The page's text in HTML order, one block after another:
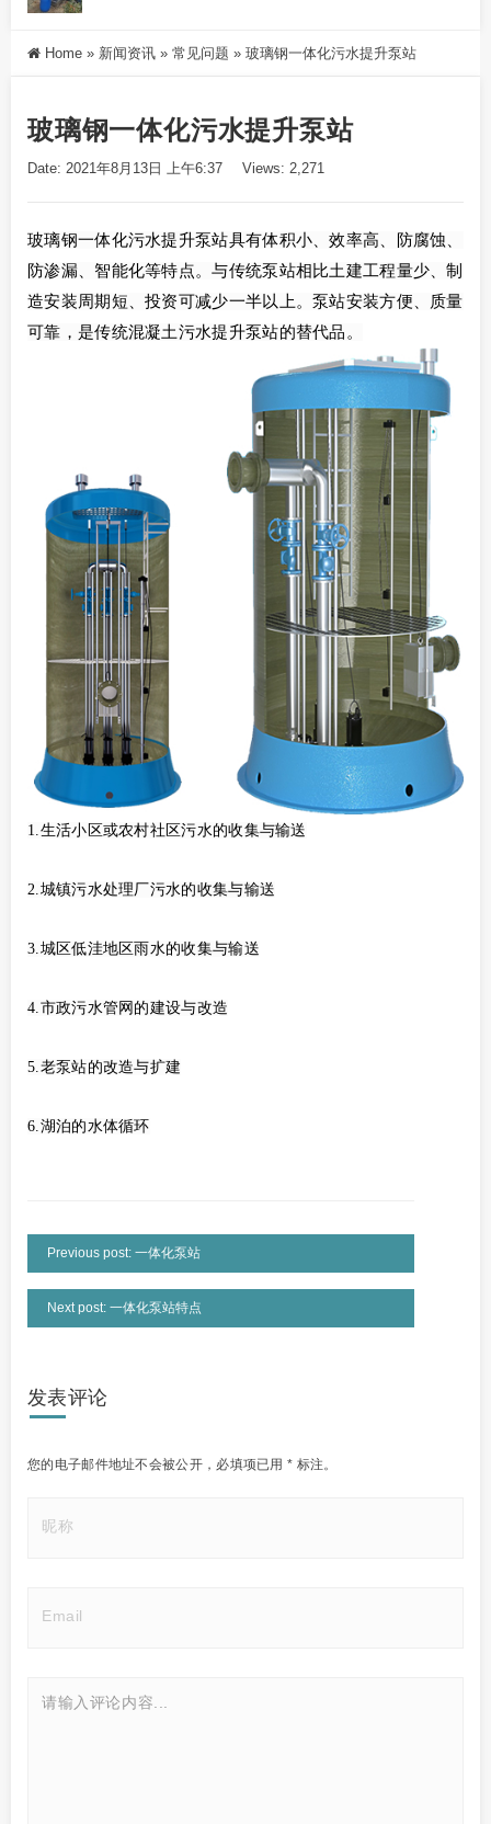
Home » 新闻资讯 » 常见问题 » 玻璃钢一体化污水提升泵站
玻璃钢一体化污水提升泵站
Date: 2021年8月13日 上午6:37 Views: 2,271
玻璃钢一体化污水提升泵站具有体积小、效率高、防腐蚀、
防渗漏、智能化等特点。与传统泵站相比土建工程量少、制
造安装周期短、投资可减少一半以上。泵站安装方便、质量
可靠，是传统混凝土污水提升泵站的替代品。
1.生活小区或农村社区污水的收集与输送
2.城镇污水处理厂污水的收集与输送
3.城区低洼地区雨水的收集与输送
4.市政污水管网的建设与改造
5.老泵站的改造与扩建
6.湖泊的水体循环
Previous post: 一体化泵站
Next post: 一体化泵站特点
发表评论
您的电子邮件地址不会被公开， 必填项已用* 标注。